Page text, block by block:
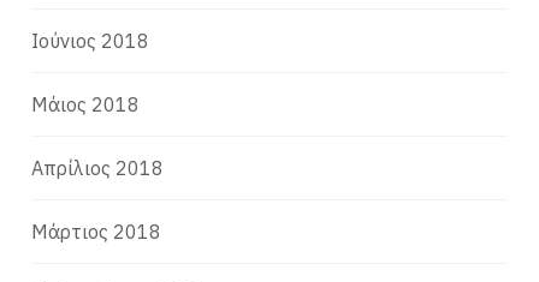
Ιούνιος 2018
Μάιος 2018
Απρίλιος 2018
Μάρτιος 2018